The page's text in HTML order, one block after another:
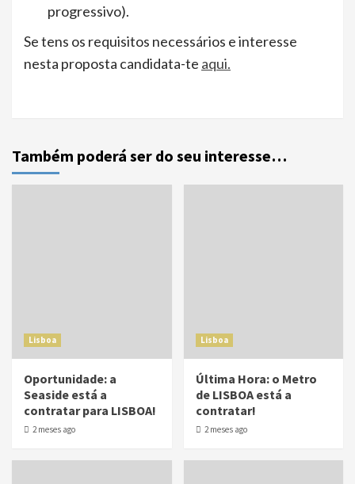
progressivo).
Se tens os requisitos necessários e interesse
nesta proposta candidata-te aqui.
Também poderá ser do seu interesse…
Lisboa
Oportunidade: a
Seaside está a
contratar para LISBOA!
2 meses ago
Lisboa
Última Hora: o Metro
de LISBOA está a
contratar!
2 meses ago